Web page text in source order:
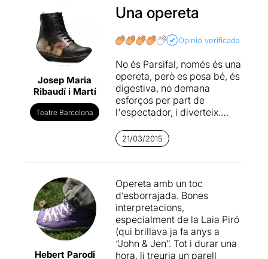
Josep Maria
Ribaudí i Martí
Teatre Barcelona
Una opereta
Opinió verificada
No és Parsifal, només és una
opereta, però es posa bé, és
digestiva, no demana
esforços per part de
l'espectador, i diverteix.
han donat la volta a un conte
de Schnitzler i n'ha fet un
divertimento, una joguina
Teatre sense complicacions
(per al espectador), amb una
posada en escena simple
però efectiva, un suport
musical mínim, però de
molta qualitat (piano i violí) i
uns actors que s'han deixat
21/03/2015
Hebert Parodi
Opereta amb un toc
d’esborrajada. Bones
interpretacions,
especialment de la Laia Piró
(qui brillava ja fa anys a
“John & Jen”. Tot i durar una
hora, li treuria un parell